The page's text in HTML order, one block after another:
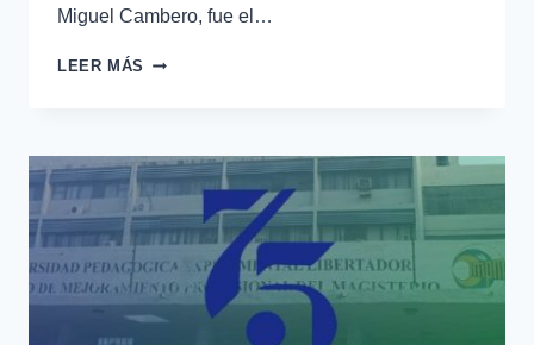
Miguel Cambero, fue el…
LEER MÁS